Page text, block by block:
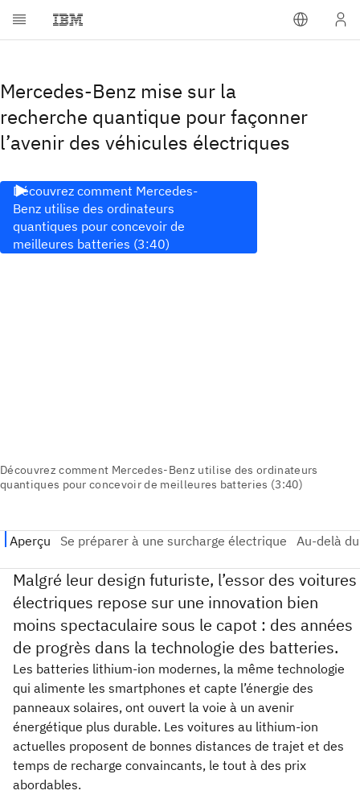
Mercedes-Benz mise sur la
recherche quantique pour façonner
l’avenir des véhicules électriques
Découvrez comment Mercedes-
Benz utilise des ordinateurs
quantiques pour concevoir de
meilleures batteries (3:40)
Malgré leur design futuriste, l’essor des voitures
électriques repose sur une innovation bien
moins spectaculaire sous le capot : des années
de progrès dans la technologie des batteries.
Les batteries lithium-ion modernes, la même technologie
qui alimente les smartphones et capte l’énergie des
panneaux solaires, ont ouvert la voie à un avenir
énergétique plus durable. Les voitures au lithium-ion
actuelles proposent de bonnes distances de trajet et des
temps de recharge convaincants, le tout à des prix
abordables.